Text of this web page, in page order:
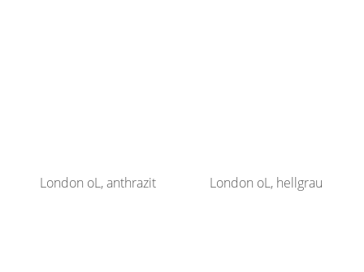
London oL, anthrazit London oL, hellgrau